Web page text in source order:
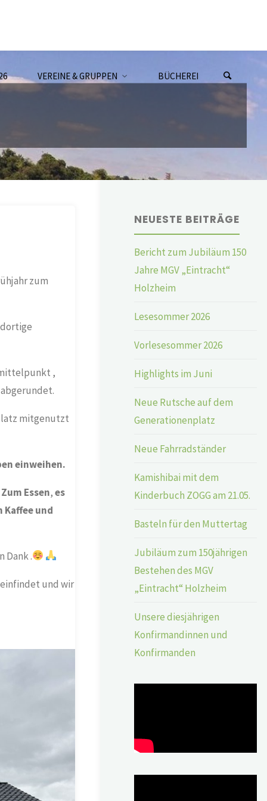
VEREINE & GRUPPEN BÜCHEREI
zum
,
mitgenutzt
einweihen.
Essen,es
Kaffee und
Dank .
und wir
NEUESTE BEITRÄGE
Bericht zum Jubiläum 150
Jahre MGV „Eintracht“
Holzheim
Lesesommer 2026
Vorlesesommer 2026
Highlights im Juni
Neue Rutsche auf dem
Generationenplatz
Neue Fahrradständer
Kamishibai mit dem
Kinderbuch ZOGG am 21.05.
Basteln für den Muttertag
Jubiläum zum 150jährigen
Bestehen des MGV
„Eintracht“ Holzheim
Unsere diesjährigen
Konfirmandinnen und
Konfirmanden